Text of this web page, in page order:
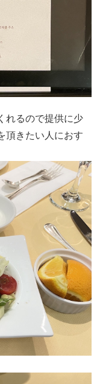
れるので提供に少
頂きたい人におす